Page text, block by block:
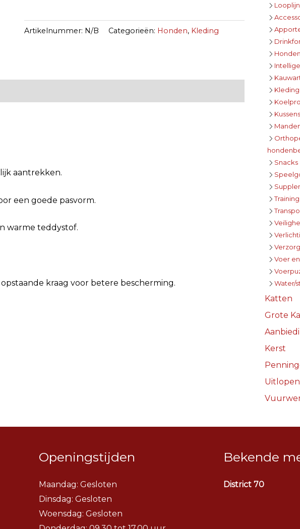
Artikelnummer: N/B Categorieën: Honden, Kleding
aantrekken.
een goede pasvorm.
warme teddystof.
kraag voor betere bescherming.
Kleding
Kussens
Snacks
Training
Voer
Water/
Katten
Grote
Kerst
Openingstijden
Maandag: Gesloten
Dinsdag: Gesloten
Woensdag: Gesloten
Bekende
District 70